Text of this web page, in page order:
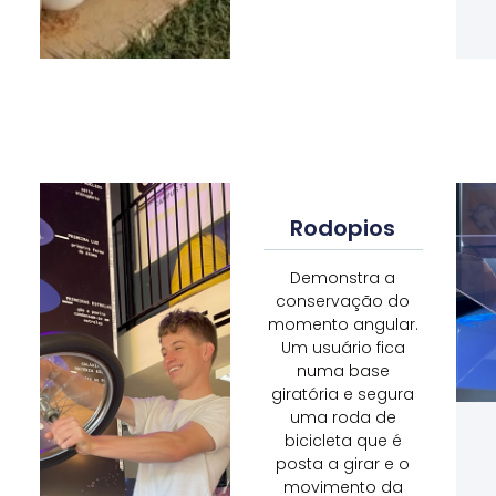
posição
segura.
Areias
Carto-
Gráficas
Uma
caixa
mágica
que
transforma
areias
em
mapas!
Aprenda
Giroscópio
Sinta
a
sensação
estar
em
gravidade
zero.
Esse
equipamento
permite
Rodopios
Demonstra a
conservação do
momento angular.
Um usuário fica
numa base
giratória e segura
uma roda de
bicicleta que é
posta a girar e o
movimento da